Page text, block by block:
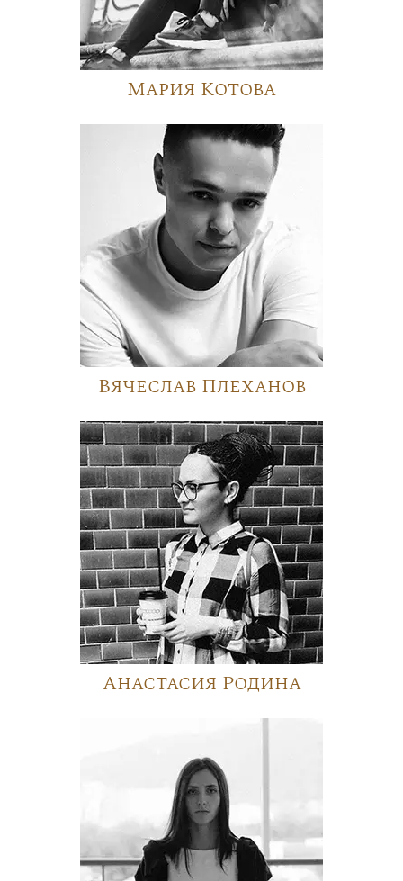
Мария Котова
Вячеслав Плеханов
Анастасия Родина